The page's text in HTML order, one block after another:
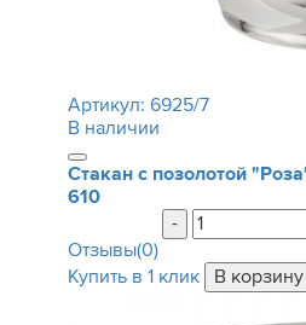
Артикул: 6925/7
В наличии
Стакан с позолотой
610
-
Отзывы(0)
Купить в 1 клик